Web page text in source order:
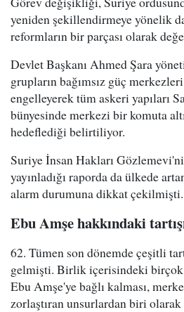
yeniden şekillendirmeye yönelik
reformların bir parçası olarak
Devlet Başkanı Ahmed Şara
grupların bağımsız güç
engelleyerek tüm askeri yapıları
bünyesinde merkezi bir komuta
hedeflediği belirtiliyor.
Suriye İnsan Hakları
yayınladığı raporda da ülkede
alarm durumuna dikkat çekilmişti.
Ebu Amşe hakkındaki
62. Tümen son dönemde çeşitli
gelmişti. Birlik içerisindeki
Ebu Amşe'ye bağlı kalması,
zorlaştıran unsurlardan biri